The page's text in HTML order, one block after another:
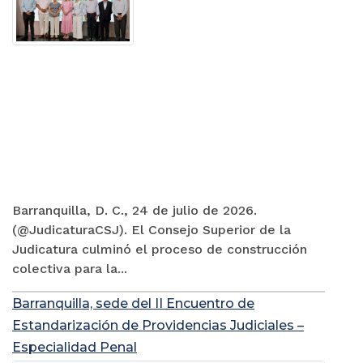
Barranquilla, D. C., 24 de julio de 2026.
(@JudicaturaCSJ). El Consejo Superior de la
Judicatura culminó el proceso de construcción
colectiva para la...
Barranquilla, sede del II Encuentro de
Estandarización de Providencias Judiciales –
Especialidad Penal